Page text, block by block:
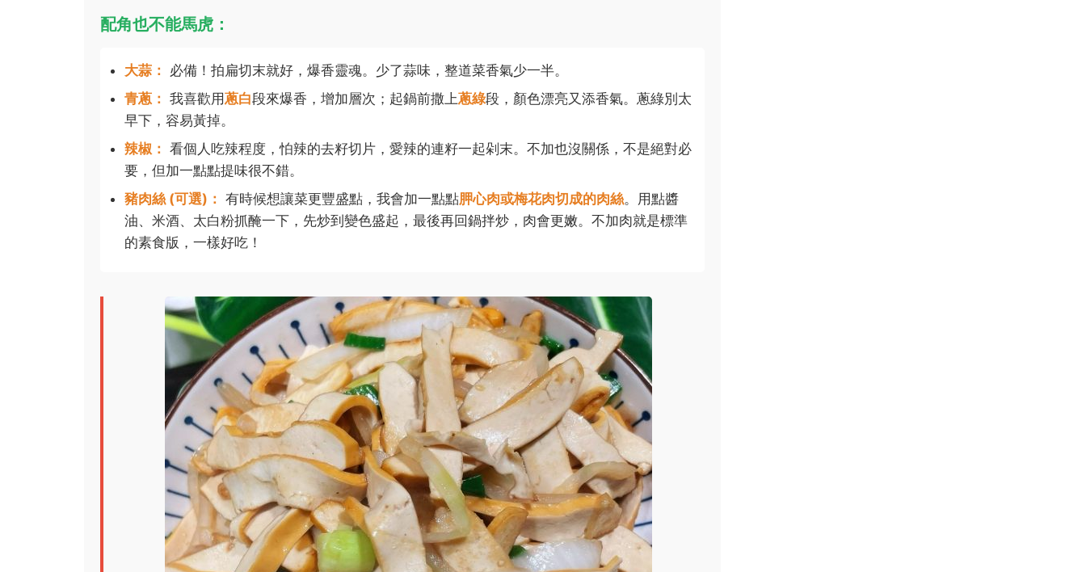
配角也不能馬虎：
大蒜： 必備！拍扁切末就好，爆香靈魂。少了蒜味，整道菜香氣少一半。
青蔥： 我喜歡用蔥白段來爆香，增加層次；起鍋前撒上蔥綠段，顏色漂亮又添香氣。蔥綠別太
早下，容易黃掉。
辣椒： 看個人吃辣程度，怕辣的去籽切片，愛辣的連籽一起剁末。不加也沒關係，不是絕對必
要，但加一點點提味很不錯。
豬肉絲 (可選)： 有時候想讓菜更豐盛點，我會加一點點胛心肉或梅花肉切成的肉絲。用點醬
油、米酒、太白粉抓醃一下，先炒到變色盛起，最後再回鍋拌炒，肉會更嫩。不加肉就是標準
的素食版，一樣好吃！